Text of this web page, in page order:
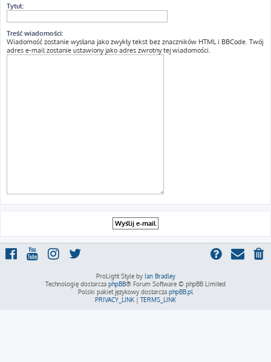
Tytuł:
Treść wiadomości:
Wiadomość zostanie wysłana jako zwykły tekst bez znaczników HTML i BBCode. Twój
adres e-mail zostanie ustawiony jako adres zwrotny tej wiadomości.
ProLight Style by Ian Bradley
Technologię dostarcza phpBB® Forum Software © phpBB Limited
Polski pakiet językowy dostarcza phpBB.pl
PRIVACY_LINK | TERMS_LINK